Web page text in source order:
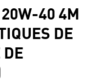
DE PLUS DE 99 $
40 4M
DE